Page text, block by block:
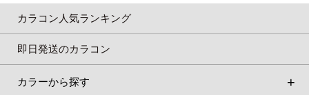
カラコン人気ランキング
即日発送のカラコン
カラーから探す